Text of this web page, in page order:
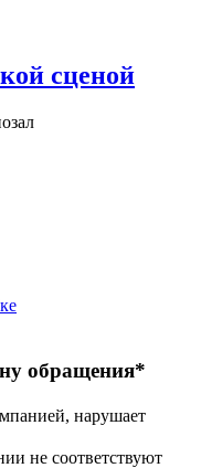
сценой
обращения*
нарушает
не соответствуют